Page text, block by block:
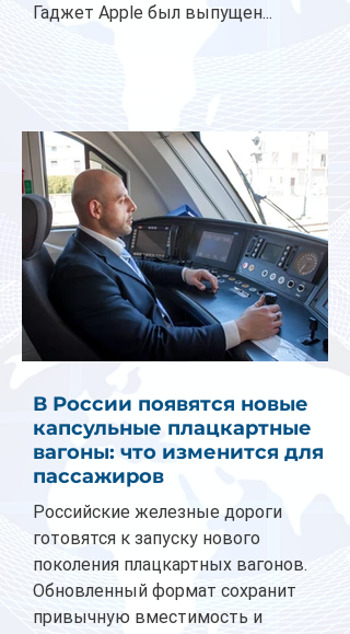
Гаджет Apple был выпущен...
В России появятся новые
капсульные плацкартные
вагоны: что изменится для
пассажиров
Российские железные дороги
готовятся к запуску нового
поколения плацкартных вагонов.
Обновленный формат сохранит
привычную вместимость и